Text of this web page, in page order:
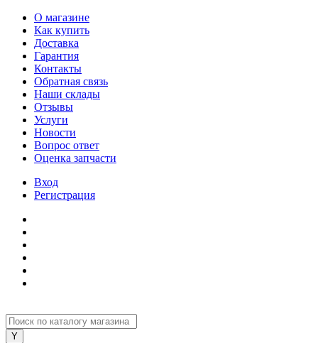
О магазине
Как купить
Доставка
Гарантия
Контакты
Обратная связь
Наши склады
Отзывы
Услуги
Новости
Вопрос ответ
Оценка запчасти
Вход
Регистрация